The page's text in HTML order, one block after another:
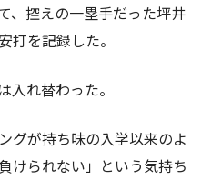
、控えの一塁手だった坪井
打を記録した。
れ替わった。
グが持ち味の入学以来のよ
けられない」という気持ち